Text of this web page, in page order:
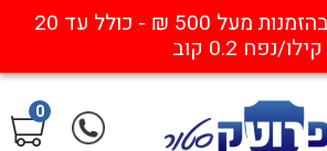
משלוחים חינם בהזמנות מעל 500 ₪ - כולל עד 20
קילו/נפח 0.2 קוב
0